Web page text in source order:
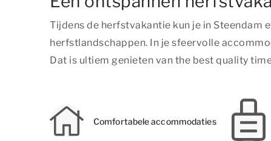
Tijdens de herfstvakantie kun je in Steendam
herfstlandschappen. In je sfeervolle
Dat is ultiem genieten van the best quality
Comfortabele accommodaties